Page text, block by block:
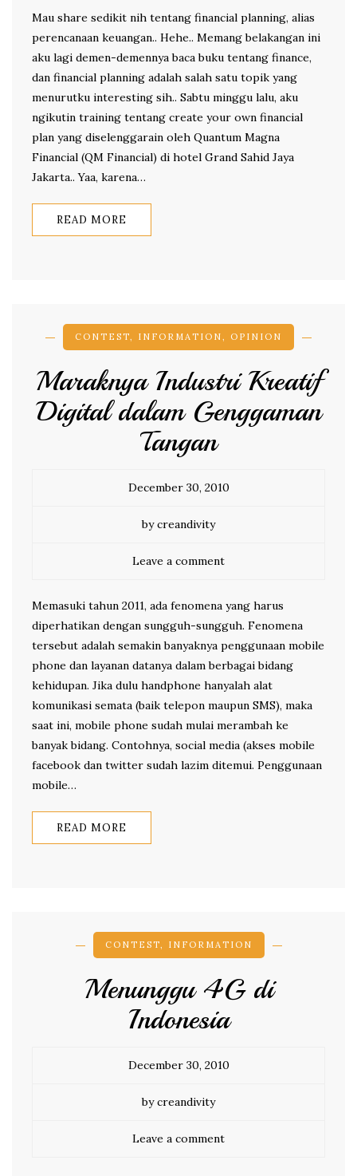
Mau share sedikit nih tentang financial planning, alias
perencanaan keuangan.. Hehe.. Memang belakangan ini
aku lagi demen-demennya baca buku tentang finance,
dan financial planning adalah salah satu topik yang
menurutku interesting sih.. Sabtu minggu lalu, aku
ngikutin training tentang create your own financial
plan yang diselenggarain oleh Quantum Magna
Financial (QM Financial) di hotel Grand Sahid Jaya
Jakarta.. Yaa, karena…
READ MORE
CONTEST, INFORMATION, OPINION
Maraknya Industri Kreatif
Digital dalam Genggaman
Tangan
December 30, 2010
by creandivity
Leave a comment
Memasuki tahun 2011, ada fenomena yang harus
diperhatikan dengan sungguh-sungguh. Fenomena
tersebut adalah semakin banyaknya penggunaan mobile
phone dan layanan datanya dalam berbagai bidang
kehidupan. Jika dulu handphone hanyalah alat
komunikasi semata (baik telepon maupun SMS), maka
saat ini, mobile phone sudah mulai merambah ke
banyak bidang. Contohnya, social media (akses mobile
facebook dan twitter sudah lazim ditemui. Penggunaan
mobile…
READ MORE
CONTEST, INFORMATION
Menunggu 4G di
Indonesia
December 30, 2010
by creandivity
Leave a comment